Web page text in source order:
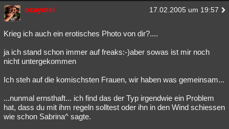
oxayotel 17.02.2005 um 19:57
Krieg ich auch ein erotisches Photo von dir?....
ja ich stand schon immer auf freaks:-)aber sowas ist mir noch
nicht untergekommen
Ich steh auf die komischsten Frauen, wir haben was gemeinsam...
...nunmal ernsthaft... ich find das der Typ irgendwie ein Problem
hat, dass du mit ihm regeln solltest oder ihn in den Wind schiessen
wie schon Sabrina^ sagte.